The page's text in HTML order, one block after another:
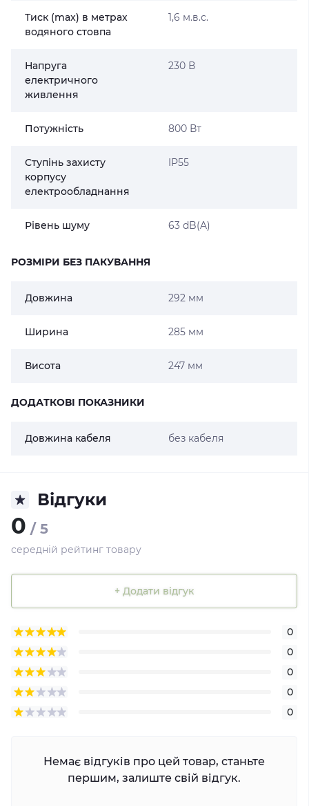
Тиск (max) в метрах
водяного стовпа
1,6 м.в.с.
Напруга
електричного
живлення
230 В
Потужність 800 Вт
Ступінь захисту
корпусу
електрообладнання
IP55
Рівень шуму 63 dB(A)
РОЗМІРИ БЕЗ ПАКУВАННЯ
Довжина 292 мм
Ширина 285 мм
Висота 247 мм
ДОДАТКОВІ ПОКАЗНИКИ
Довжина кабеля без кабеля
Відгуки
0 / 5
середній рейтинг товару
+ Додати відгук
0
0
0
0
0
Немає відгуків про цей товар, станьте
першим, залиште свій відгук.